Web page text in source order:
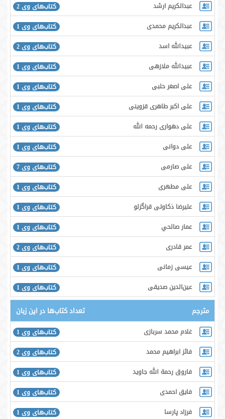
عبدالکریم ارشد
کتاب‌های وی 2
عبدالکریم محمدی
کتاب‌های وی 1
عبیدالله اسد
کتاب‌های وی 2
عبیدالله ملازهی
کتاب‌های وی 1
علی اصغر حلبی
کتاب‌های وی 1
علی اکبر طاهری قزوینی
کتاب‌های وی 1
علی دهواری رحمه الله
کتاب‌های وی 1
علی دوانی
کتاب‌های وی 1
علی صارمی
کتاب‌های وی 7
علی مطهری
کتاب‌های وی 1
علیرضا ذکاوتی قراگزلو
کتاب‌های وی 1
عمار صالحي
کتاب‌های وی 1
عمر قادری
کتاب‌های وی 2
عیسی زمانی
کتاب‌های وی 1
عین‌الدین صدیقی
کتاب‌های وی 1
مترجم تعداد کتاب‌ها در این زبان
غلام محمد سربازی
کتاب‌های وی 1
فائز ابراهیم‌ محمد
کتاب‌های وی 2
فاروق رحمة الله جاوید
کتاب‌های وی 1
فایق احمدی
کتاب‌های وی 1
فرزاد پارسا
کتاب‌های وی 1